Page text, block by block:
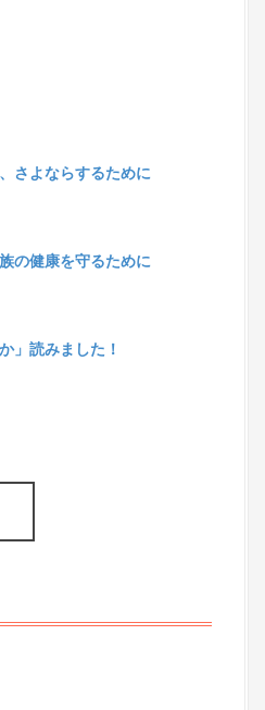
さよならするために
の健康を守るために
」読みました！